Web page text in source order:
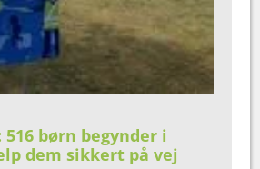
børn begynder i
dem sikkert på vej